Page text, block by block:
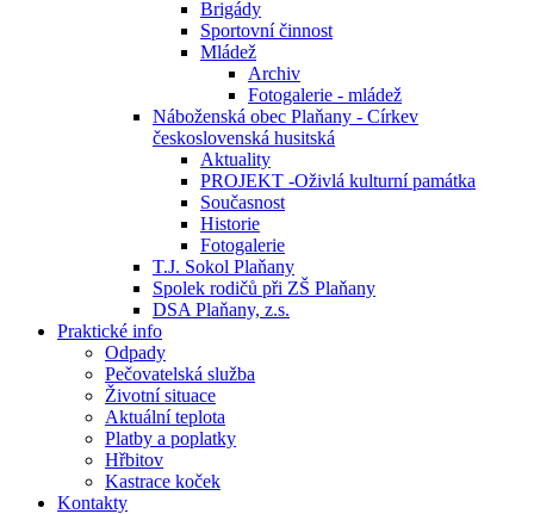
Brigády
Sportovní činnost
Mládež
Archiv
Fotogalerie - mládež
Náboženská obec Plaňany - Církev
československá husitská
Aktuality
PROJEKT -Oživlá kulturní památka
Současnost
Historie
Fotogalerie
T.J. Sokol Plaňany
Spolek rodičů při ZŠ Plaňany
DSA Plaňany, z.s.
Praktické info
Odpady
Pečovatelská služba
Životní situace
Aktuální teplota
Platby a poplatky
Hřbitov
Kastrace koček
Kontakty